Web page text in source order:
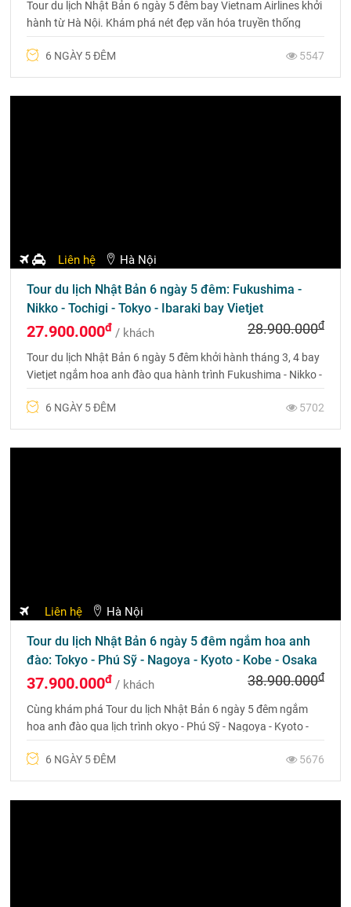
Tour du lịch Nhật Bản 6 ngày 5 đêm bay Vietnam Airlines khởi
hành từ Hà Nội. Khám phá nét đẹp văn hóa truyền thống
6 NGÀY 5 ĐÊM
5547
Liên hệ Hà Nội
Tour du lịch Nhật Bản 6 ngày 5 đêm: Fukushima -
Nikko - Tochigi - Tokyo - Ibaraki bay Vietjet
27.900.000đ / khách 28.900.000đ
Tour du lịch Nhật Bản 6 ngày 5 đêm khởi hành tháng 3, 4 bay
Vietjet ngắm hoa anh đào qua hành trình Fukushima - Nikko -
6 NGÀY 5 ĐÊM
5702
Liên hệ Hà Nội
Tour du lịch Nhật Bản 6 ngày 5 đêm ngắm hoa anh
đào: Tokyo - Phú Sỹ - Nagoya - Kyoto - Kobe - Osaka
37.900.000đ / khách 38.900.000đ
Cùng khám phá Tour du lịch Nhật Bản 6 ngày 5 đêm ngắm
hoa anh đào qua lịch trình okyo - Phú Sỹ - Nagoya - Kyoto -
6 NGÀY 5 ĐÊM
5676